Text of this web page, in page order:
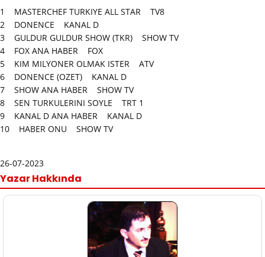
1 MASTERCHEF TURKIYE ALL STAR TV8
2 DONENCE KANAL D
3 GULDUR GULDUR SHOW (TKR) SHOW TV
4 FOX ANA HABER FOX
5 KIM MILYONER OLMAK ISTER ATV
6 DONENCE (OZET) KANAL D
7 SHOW ANA HABER SHOW TV
8 SEN TURKULERINI SOYLE TRT 1
9 KANAL D ANA HABER KANAL D
10 HABER ONU SHOW TV
26-07-2023
Yazar Hakkında